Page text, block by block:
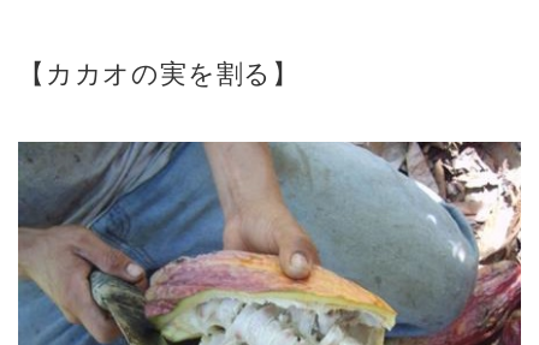
【カカオの実を割る】